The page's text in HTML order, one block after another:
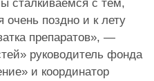
сталкиваемся с тем,
очень поздно и к лету
препаратов», —
руководитель фонда
и координатор